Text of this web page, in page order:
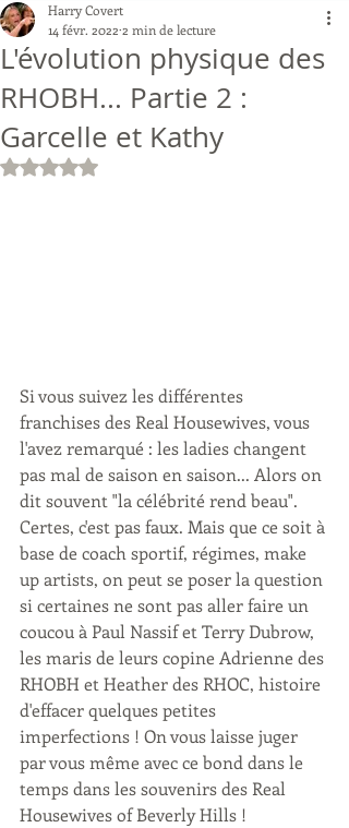
L'évolution physique des
RHOBH... Partie 2 :
Garcelle et Kathy
Harry Covert
14 févr. 2022 2 min de lecture
Noté NaN étoiles sur 5.
Si vous suivez les différentes
franchises des Real Housewives, vous
l'avez remarqué : les ladies changent
pas mal de saison en saison... Alors on
dit souvent "la célébrité rend beau".
Certes, c'est pas faux. Mais que ce soit à
base de coach sportif, régimes, make
up artists, on peut se poser la question
si certaines ne sont pas aller faire un
coucou à Paul Nassif et Terry Dubrow,
les maris de leurs copine Adrienne des
RHOBH et Heather des RHOC, histoire
d'effacer quelques petites
imperfections ! On vous laisse juger
par vous même avec ce bond dans le
temps dans les souvenirs des Real
Housewives of Beverly Hills !